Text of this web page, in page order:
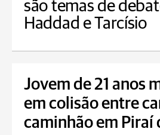
são temas de
Haddad e Tarcísio
Jovem de 21 anos
em colisão entre
caminhão em Piraí